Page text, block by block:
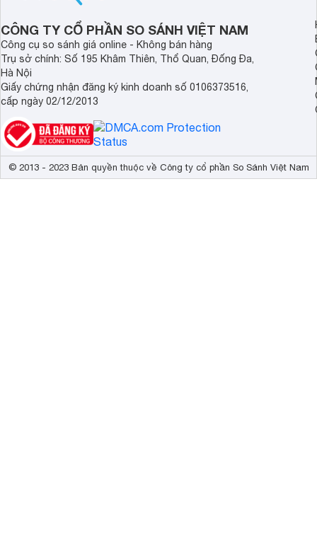
CÔNG TY CỔ PHẦN SO SÁNH VIỆT NAM
Công cụ so sánh giá online - Không bán hàng
Trụ sở chính: Số 195 Khâm Thiên, Thổ Quan, Đống Đa,
Hà Nội
Giấy chứng nhận đăng ký kinh doanh số 0106373516,
cấp ngày 02/12/2013
© 2013 - 2023 Bản quyền thuộc về Công ty cổ phần So Sánh Việt Nam